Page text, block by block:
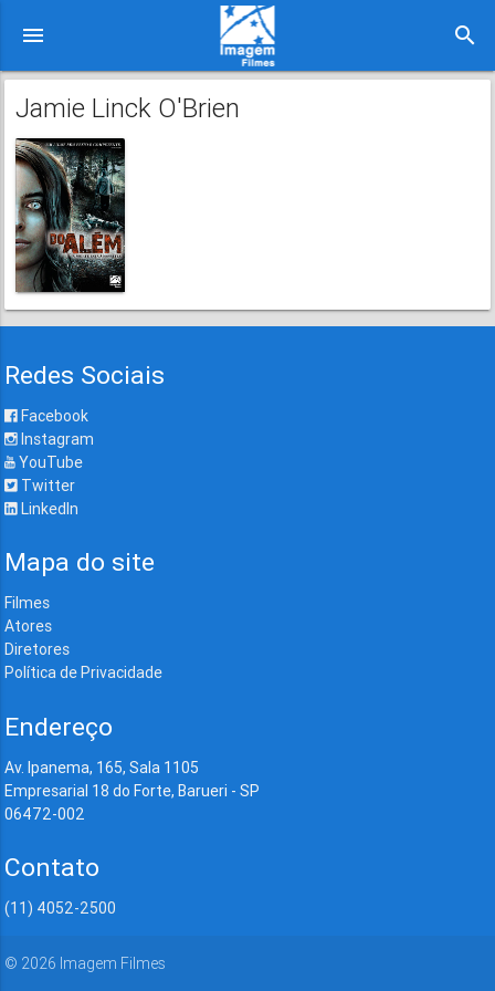
menu search
Jamie Linck O'Brien
Redes Sociais
Facebook
Instagram
YouTube
Twitter
LinkedIn
Mapa do site
Filmes
Atores
Diretores
Política de Privacidade
Endereço
Av. Ipanema, 165, Sala 1105
Empresarial 18 do Forte, Barueri - SP
06472-002
Contato
(11) 4052-2500
© 2026 Imagem Filmes